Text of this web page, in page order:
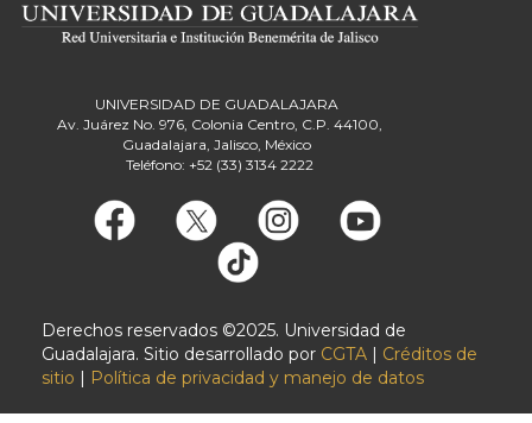
UNIVERSIDAD DE GUADALAJARA
Av. Juárez No. 976, Colonia Centro, C.P. 44100,
Guadalajara, Jalisco, México
Teléfono: +52 (33) 3134 2222
Derechos reservados ©2025. Universidad de
Guadalajara. Sitio desarrollado por CGTA | Créditos de
sitio | Política de privacidad y manejo de datos